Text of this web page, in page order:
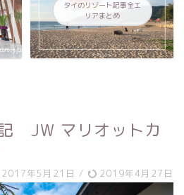
タイのリゾート記事全エ
リアまとめ
JW マリオットカ
2017年5月21日 / 2019年4月27日